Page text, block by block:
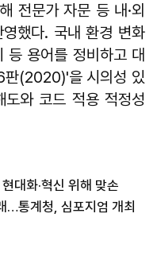
전문가 자문 등 내·외
했다. 국내 환경 변화
등 용어를 정비하고 대
판(2020)'을 시의성 있
와 코드 적용 적정성
대화·혁신 위해 맞손
…통계청, 심포지엄 개최